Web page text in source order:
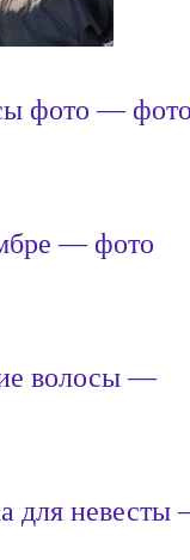
фото —
— фото
волосы —
для невесты